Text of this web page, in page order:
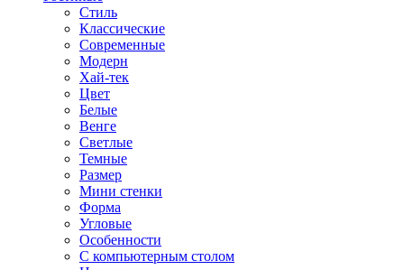
Стиль
Классические
Современные
Модерн
Хай-тек
Цвет
Белые
Венге
Светлые
Темные
Размер
Мини стенки
Форма
Угловые
Особенности
С компьютерным столом